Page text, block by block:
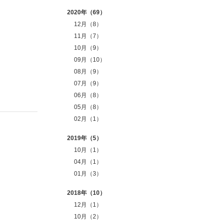
2020年（69）
12月（8）
11月（7）
10月（9）
09月（10）
08月（9）
07月（9）
06月（8）
05月（8）
02月（1）
2019年（5）
10月（1）
04月（1）
01月（3）
2018年（10）
12月（1）
10月（2）